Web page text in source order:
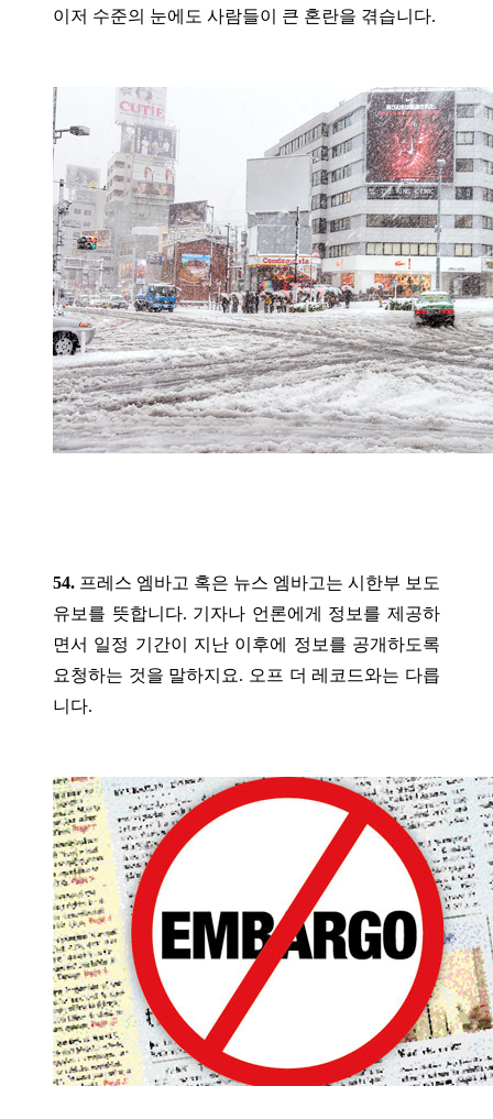
이저 수준의 눈에도 사람들이 큰 혼란을 겪습니다.
54. 프레스 엠바고 혹은 뉴스 엠바고는 시한부 보도
유보를 뜻합니다. 기자나 언론에게 정보를 제공하
면서 일정 기간이 지난 이후에 정보를 공개하도록
요청하는 것을 말하지요. 오프 더 레코드와는 다릅
니다.